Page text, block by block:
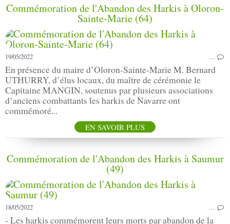
Commémoration de l'Abandon des Harkis à Oloron-
Sainte-Marie (64)
19/05/2022 …
En présence du maire d’Oloron-Sainte-Marie M. Bernard
UTHURRY, d’élus locaux, du maître de cérémonie le
Capitaine MANGIN, soutenus par plusieurs associations
d’anciens combattants les harkis de Navarre ont
commémoré...
EN SAVOIR PLUS
Commémoration de l'Abandon des Harkis à Saumur
(49)
18/05/2022 …
- Les harkis commémorent leurs morts par abandon de la